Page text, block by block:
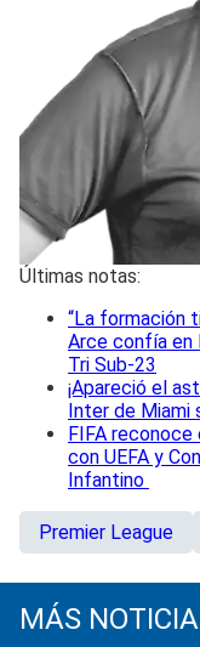
Últimas notas:
“La formación
Arce confía en
Tri Sub-23
¡Apareció el
Inter de Miami
FIFA
con UEFA y
Infantino
Premier League
MÁS